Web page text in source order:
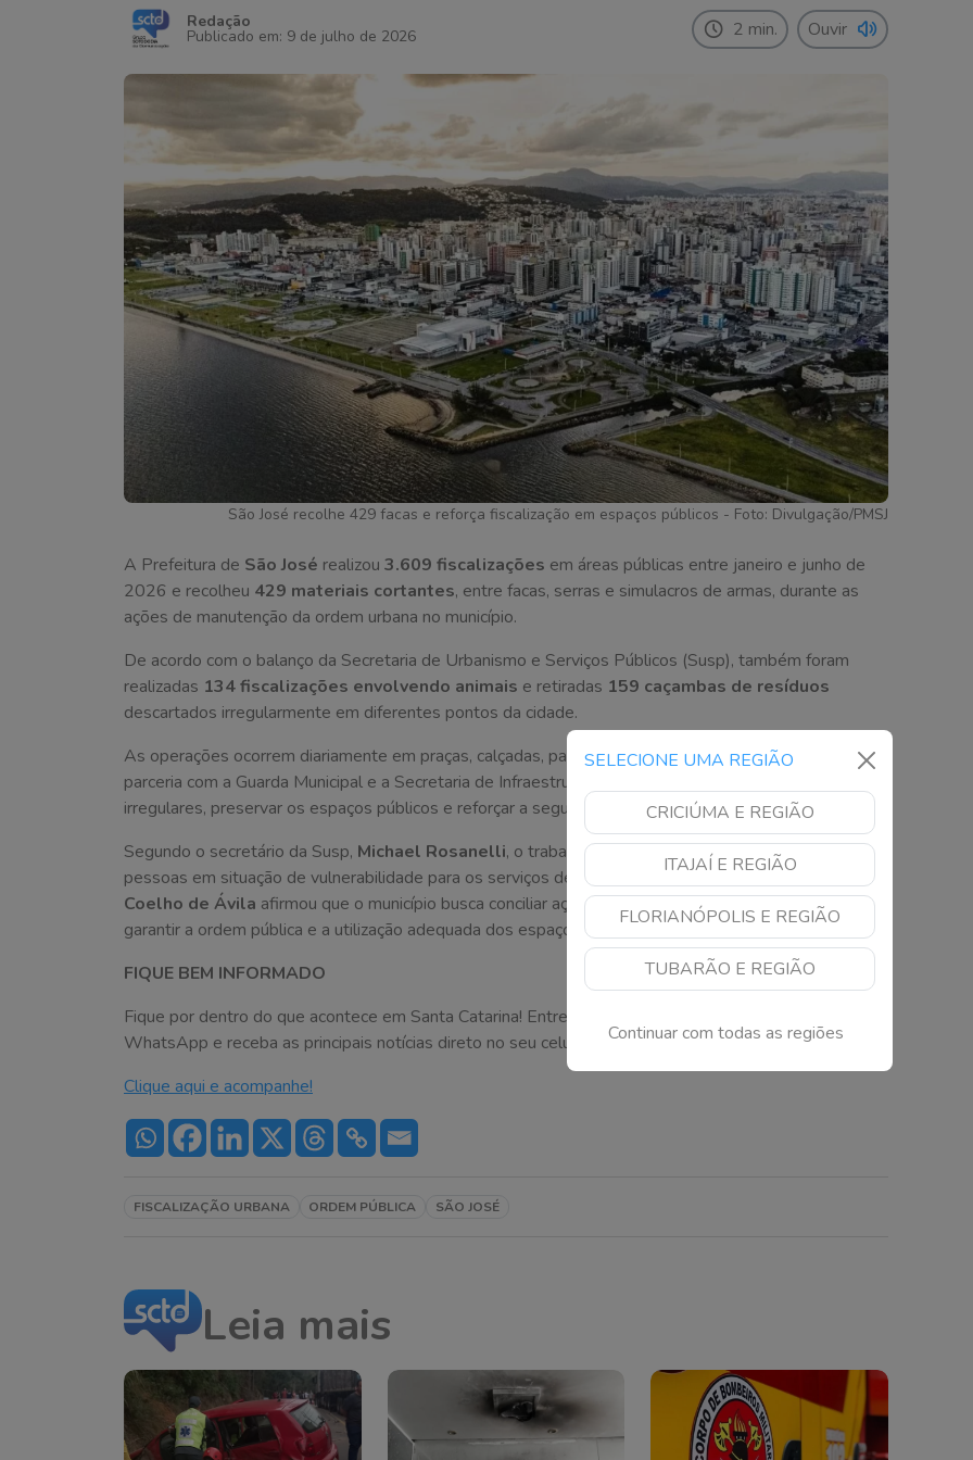
SELECIONE UMA REGIÃO
CRICIÚMA E REGIÃO
ITAJAÍ E REGIÃO
FLORIANÓPOLIS E REGIÃO
TUBARÃO E REGIÃO
Continuar com todas as regiões
Redação
Publicado em: 9 de julho de 2026 2 min. Ouvir
São José recolhe 429 facas e reforça fiscalização em espaços públicos - Foto: Divulgação/PMSJ
A Prefeitura de São José realizou 3.609 fiscalizações em áreas públicas entre janeiro e junho de
2026 e recolheu 429 materiais cortantes, entre facas, serras e simulacros de armas, durante as
ações de manutenção da ordem urbana no município.
De acordo com o balanço da Secretaria de Urbanismo e Serviços Públicos (Susp), também foram
realizadas 134 fiscalizações envolvendo animais e retiradas 159 caçambas de resíduos
descartados irregularmente em diferentes pontos da cidade.
As operações ocorrem diariamente em praças, calçadas, parques e outros espaços públicos, em
parceria com a Guarda Municipal e a Secretaria de Infraestrutura. O objetivo é combater ocupações
irregulares, preservar os espaços públicos e reforçar a segurança da população.
Segundo o secretário da Susp, Michael Rosanelli, o trabalho também inclui o encaminhamento de
pessoas em situação de vulnerabilidade para os serviços de assistência social. Já o prefeito
Coelho de Ávila afirmou que o município busca conciliar ações de acolhimento com medidas para
garantir a ordem pública e a utilização adequada dos espaços pela população.
FIQUE BEM INFORMADO
Fique por dentro do que acontece em Santa Catarina! Entre agora no canal do SCTODODIA no
WhatsApp e receba as principais notícias direto no seu celular.
Clique aqui e acompanhe!
FISCALIZAÇÃO URBANA ORDEM PÚBLICA SÃO JOSÉ
Leia mais